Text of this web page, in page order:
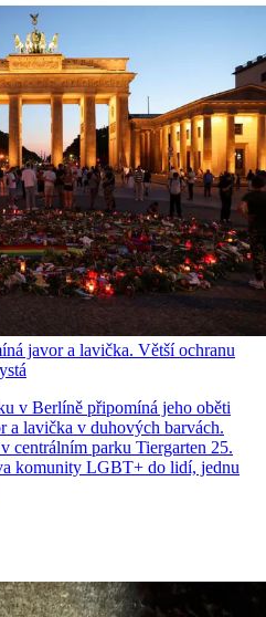
javor a lavička. Větší ochranu
v Berlíně připomíná jeho oběti
lavička v duhových barvách.
centrálním parku Tiergarten 25.
komunity LGBT+ do lidí, jednu